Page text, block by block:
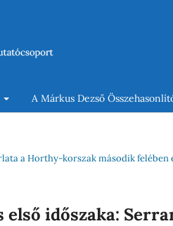
A Márkus Dezső
a Horthy-korszak második felében
időszaka: